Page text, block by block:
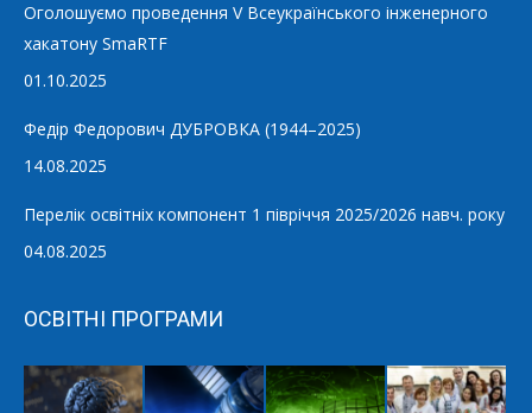
Оголошуємо проведення V Всеукраїнського інженерного
хакатону SmaRTF
01.10.2025
Федір Федорович ДУБРОВКА (1944–2025)
14.08.2025
Перелік освітніх компонент 1 півріччя 2025/2026 навч. року
04.08.2025
ОСВІТНІ ПРОГРАМИ